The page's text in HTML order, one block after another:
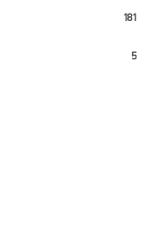
181
5